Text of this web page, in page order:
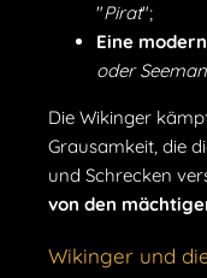
"Pirat";
Eine
oder
Die Wikinger
Grausamkeit, die
und Schrecken
von den
Wikinger und